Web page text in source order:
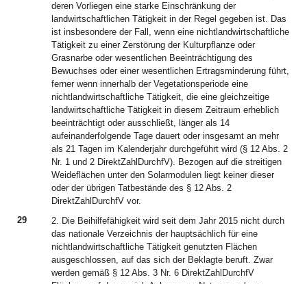
deren Vorliegen eine starke Einschränkung der
landwirtschaftlichen Tätigkeit in der Regel gegeben ist. Das
ist insbesondere der Fall, wenn eine nichtlandwirtschaftliche
Tätigkeit zu einer Zerstörung der Kulturpflanze oder
Grasnarbe oder wesentlichen Beeinträchtigung des
Bewuchses oder einer wesentlichen Ertragsminderung führt,
ferner wenn innerhalb der Vegetationsperiode eine
nichtlandwirtschaftliche Tätigkeit, die eine gleichzeitige
landwirtschaftliche Tätigkeit in diesem Zeitraum erheblich
beeinträchtigt oder ausschließt, länger als 14
aufeinanderfolgende Tage dauert oder insgesamt an mehr
als 21 Tagen im Kalenderjahr durchgeführt wird (§ 12 Abs. 2
Nr. 1 und 2 DirektZahlDurchfV). Bezogen auf die streitigen
Weideflächen unter den Solarmodulen liegt keiner dieser
oder der übrigen Tatbestände des § 12 Abs. 2
DirektZahlDurchfV vor.
29
2. Die Beihilfefähigkeit wird seit dem Jahr 2015 nicht durch
das nationale Verzeichnis der hauptsächlich für eine
nichtlandwirtschaftliche Tätigkeit genutzten Flächen
ausgeschlossen, auf das sich der Beklagte beruft. Zwar
werden gemäß § 12 Abs. 3 Nr. 6 DirektZahlDurchfV